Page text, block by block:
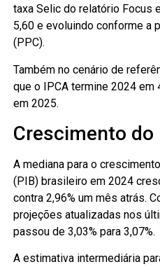
taxa Selic do relatório Focus
5,60 e evoluindo conforme a
(PPC).
Também no cenário de
que o IPCA termine 2024 em
em 2025.
Crescimento do
A mediana para o
(PIB) brasileiro em 2024
contra 2,96% um mês atrás.
projeções atualizadas nos
passou de 3,03% para 3,07%.
A estimativa intermediária